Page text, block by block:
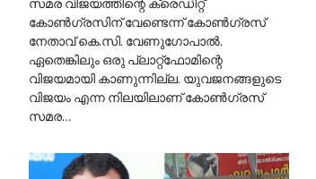
കോണ്‍ഗ്രസിന് വേണ്ടെന്ന് കോണ്‍ഗ്രസ്
നേതാവ് കെ.സി. വേണുഗോപാല്‍.
ഏതെങ്കിലും ഒരു പ്ലാറ്റ്‌ഫോമിന്റെ
വിജയമായി കാണുന്നില്ല. യുവജനങ്ങളുടെ
വിജയം എന്ന നിലയിലാണ് കോണ്‍ഗ്രസ്
സമര…